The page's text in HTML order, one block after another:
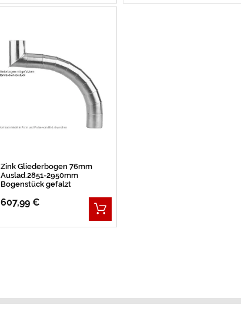
Zink Gliederbogen 76mm
Auslad.2851-2950mm
Bogenstück gefalzt
607,99 €